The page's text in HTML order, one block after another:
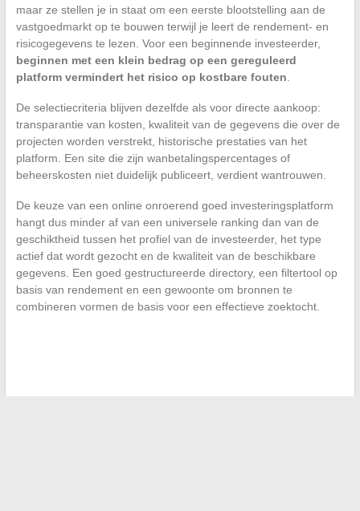
maar ze stellen je in staat om een eerste blootstelling aan de
vastgoedmarkt op te bouwen terwijl je leert de rendement- en
risicogegevens te lezen. Voor een beginnende investeerder,
beginnen met een klein bedrag op een gereguleerd
platform vermindert het risico op kostbare fouten
De selectiecriteria blijven dezelfde als voor directe aankoop:
transparantie van kosten, kwaliteit van de gegevens die over de
projecten worden verstrekt, historische prestaties van het
platform. Een site die zijn wanbetalingspercentages of
beheerskosten niet duidelijk publiceert, verdient wantrouwen.
De keuze van een online onroerend goed investeringsplatform
hangt dus minder af van een universele ranking dan van de
geschiktheid tussen het profiel van de investeerder, het type
actief dat wordt gezocht en de kwaliteit van de beschikbare
gegevens. Een goed gestructureerde directory, een filtertool op
basis van rendement en een gewoonte om bronnen te
combineren vormen de basis voor een effectieve zoektocht.